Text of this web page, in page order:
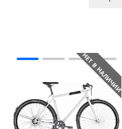
НЕТ В НАЛИЧИИ